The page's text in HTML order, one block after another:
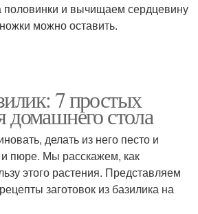
половинки и вычищаем сердцевину
можно оставить.
7 простых
домашнего стола
делать из него песто и
и пюре. Мы расскажем, как
этого растения. Представляем
заготовок из базилика на